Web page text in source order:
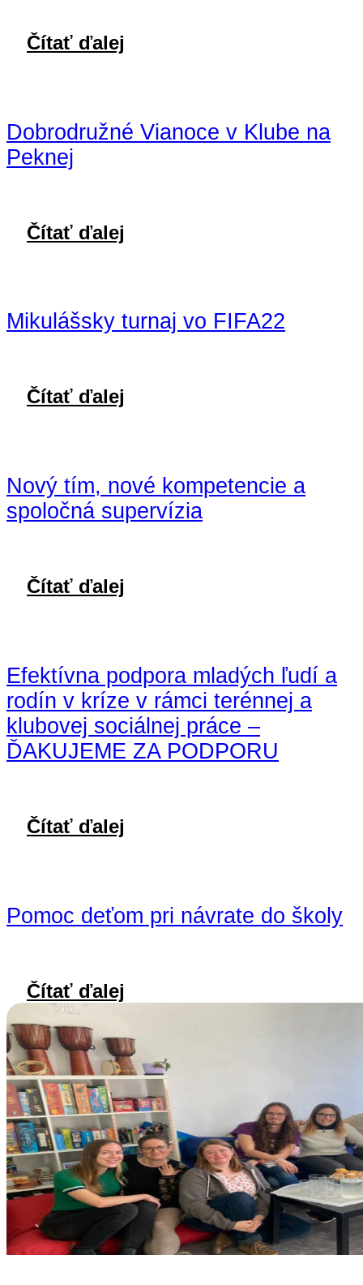
Čítať ďalej
Dobrodružné Vianoce v Klube na
Peknej
Čítať ďalej
Mikulášsky turnaj vo FIFA22
Čítať ďalej
Nový tím, nové kompetencie a
spoločná supervízia
Čítať ďalej
Efektívna podpora mladých ľudí a
rodín v kríze v rámci terénnej a
klubovej sociálnej práce –
ĎAKUJEME ZA PODPORU
Čítať ďalej
Pomoc deťom pri návrate do školy
Čítať ďalej